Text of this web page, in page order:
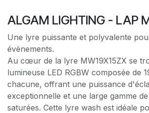
ALGAM LIGHTING - LAP
Une lyre puissante et polyvalente
évènements.
Au cœur de la lyre MW19X15ZX se
lumineuse LED RGBW composée de
chacune, offrant une puissance
exceptionnelle et une large gamme
saturées. Cette lyre wash est idéale